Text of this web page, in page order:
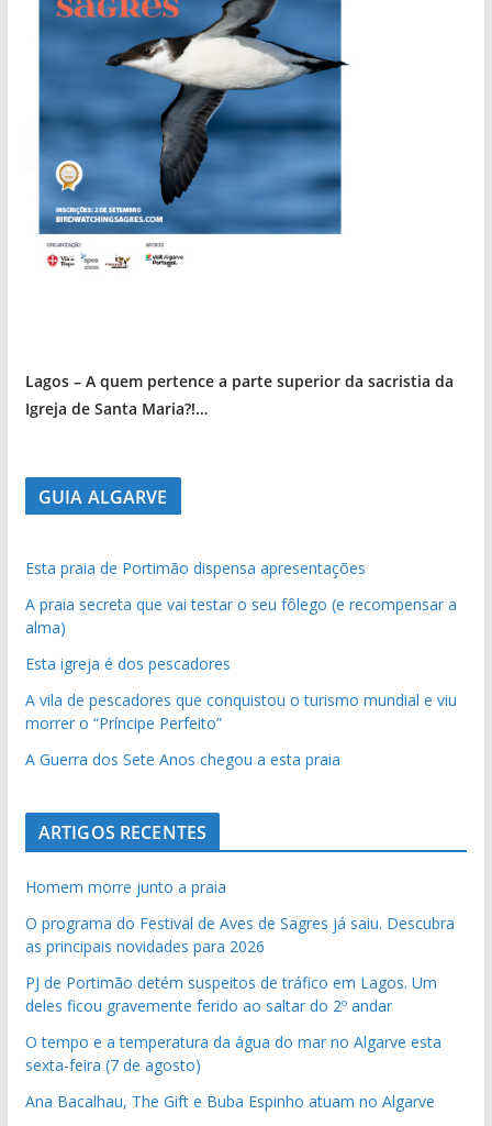
Lagos – A quem pertence a parte superior da sacristia da
Igreja de Santa Maria?!…
GUIA ALGARVE
Esta praia de Portimão dispensa apresentações
A praia secreta que vai testar o seu fôlego (e recompensar a
alma)
Esta igreja é dos pescadores
A vila de pescadores que conquistou o turismo mundial e viu
morrer o “Príncipe Perfeito”
A Guerra dos Sete Anos chegou a esta praia
ARTIGOS RECENTES
Homem morre junto a praia
O programa do Festival de Aves de Sagres já saiu. Descubra
as principais novidades para 2026
PJ de Portimão detém suspeitos de tráfico em Lagos. Um
deles ficou gravemente ferido ao saltar do 2º andar
O tempo e a temperatura da água do mar no Algarve esta
sexta-feira (7 de agosto)
Ana Bacalhau, The Gift e Buba Espinho atuam no Algarve